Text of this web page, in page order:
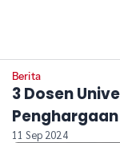
Berita
3 Dosen
Penghargaan
11 Sep 2024